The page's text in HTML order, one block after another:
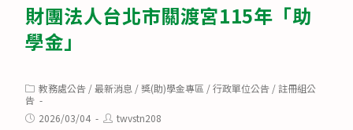
財團法人台北市關渡宮115年「助
學金」
Post
category:
教務處公告 /最新消息 /獎(助)學金專區 /行政單位公告 /註冊組公
告
Post2026/03/04
Posttwvstn208